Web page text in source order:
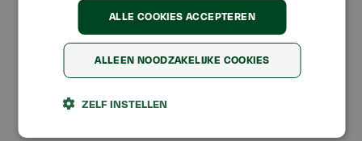
stroomschema gemaakt. Klikhiervoor het
document.
De jaarlijks vastgestelde hoogtes van het
ALLE COOKIES ACCEPTEREN
ALLEEN NOODZAKELIJKE COOKIES
ZELF INSTELLEN